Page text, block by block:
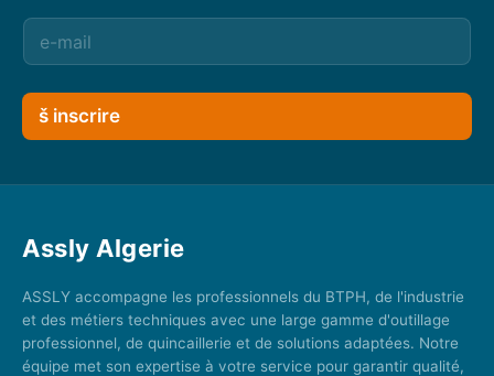
š inscrire
Assly Algerie
ASSLY accompagne les professionnels du BTPH, de l'industrie
et des métiers techniques avec une large gamme d'outillage
professionnel, de quincaillerie et de solutions adaptées. Notre
équipe met son expertise à votre service pour garantir qualité,